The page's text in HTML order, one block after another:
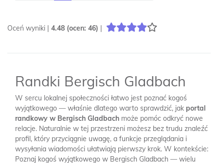
Oceń wyniki | 4.48 (ocen: 46) |
Randki Bergisch Gladbach
W sercu lokalnej społeczności łatwo jest poznać kogoś
wyjątkowego — właśnie dlatego warto sprawdzić, jak portal
randkowy w Bergisch Gladbach może pomóc odkryć nowe
relacje. Naturalnie w tej przestrzeni możesz bez trudu znaleźć
profil, który przyciągnie uwagę, a funkcje przeglądania i
wysyłania wiadomości ułatwiają pierwszy krok. W kontekście:
Poznaj kogoś wyjątkowego w Bergisch Gladbach — wielu